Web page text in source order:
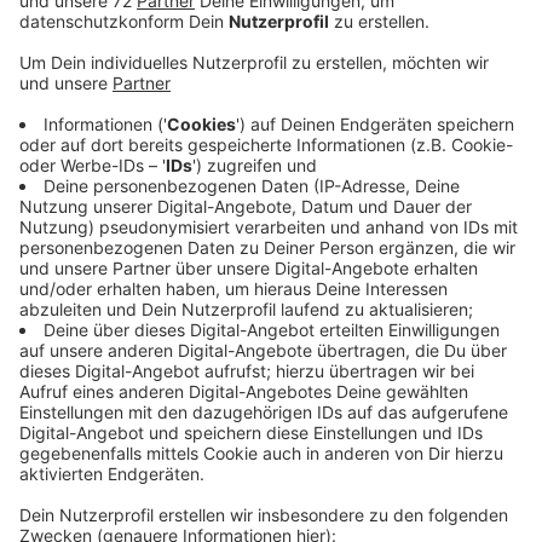
Veröffentlicht:Dienstag, 07.07.2026 11:37
Anzeige
Die Olfenerin bemerkte aber trotzdem, dass ein
weiterer Mann in ihre Tasche griff. Sie schrie um Hilfe -
die Männer flüchteten. Wie die beiden unbekannten
Tatverdächtigen aussehen:
1. Person (mit Klemmbrett) -Männlich -Ca. 170cm -
Kräftige Statur -Südeuropäisches Aussehen -Dunkle,
lockige Haare -Schwarzer Bart
2. Person -Männlich -Ca. 180cm -Schlanke Statur -
Südeuropäisches Aussehen -Weißes T-Shirt
Zeugenhinweise nimmt die Polizei Lüdinghausen unter
der Nummer 02591-793711 entgegen.